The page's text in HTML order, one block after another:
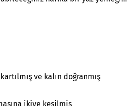
ve kalın doğranmış
ikiye kesilmiş